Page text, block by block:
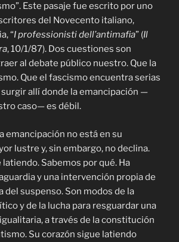
Este pasaje fue escrito por uno
del Novecento italiano,
“I professionisti dell’antimafia” (Il
, 10/1/87). Dos cuestiones son
al debate público nuestro. Que la
Que el fascismo encuentra serias
allí donde la emancipación —
caso— es débil.
emancipación no está en su
lustre y, sin embargo, no declina.
latiendo. Sabemos por qué. Ha
y una intervención propia de
del suspenso. Son modos de la
y de la lucha para resguardar una
a través de la constitución
Su corazón sigue latiendo